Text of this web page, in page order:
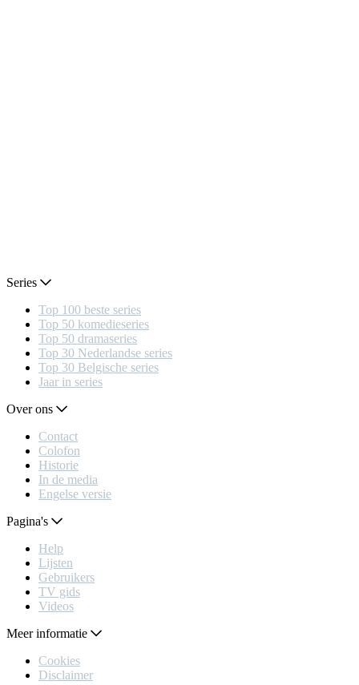
Series
Top 100 beste series
Top 50 komedieseries
Top 50 dramaseries
Top 30 Nederlandse series
Top 30 Belgische series
Jaar in series
Over ons
Contact
Colofon
Historie
In de media
Engelse versie
Pagina's
Help
Lijsten
Gebruikers
TV gids
Videos
Meer informatie
Cookies
Disclaimer